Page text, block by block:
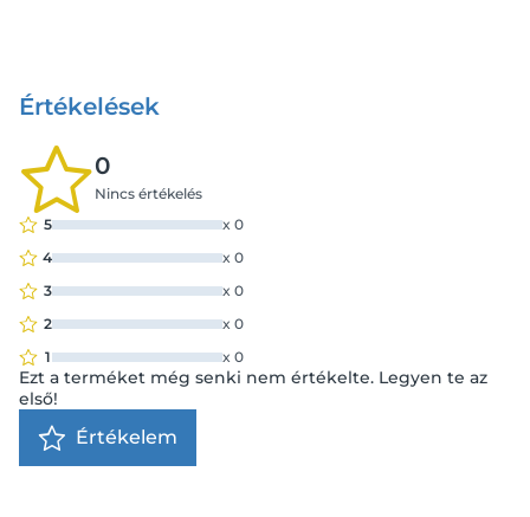
Értékelések
0
Nincs értékelés
5
x 0
4
x 0
3
x 0
2
x 0
1
x 0
Ezt a terméket még senki nem értékelte. Legyen te az
első!
Értékelem